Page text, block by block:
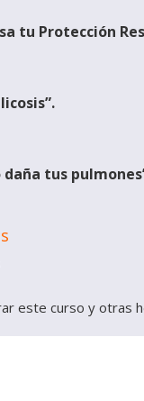
tu Protección
tus
este curso y otras